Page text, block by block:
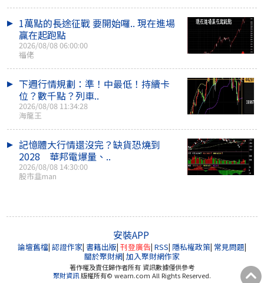
1萬點的長途征戰 要開始囉.. 現在進場
贏在起跑點
2026/08/08 06:00:00
福佬
下週行情規劃：準！中最低！持續卡
位？數千點？列車..
2026/08/08 11:34:28
海龍王
記憶體大行情還沒完？缺貨恐燒到
2028 華邦電爆量、..
2026/08/08 14:30:00
股市韭man
安裝APP
論壇舊檔| 認證作家| 書籍出版| 刊登廣告| RSS| 隱私權政策| 常見問題|
關於聚財網| 加入聚財網作家
著作權及責任歸作者所有 資訊數據僅供參考
聚財資訊版權所有© wearn.com All Rights Reserved.